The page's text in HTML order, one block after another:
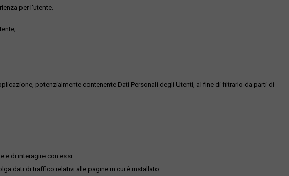
per l'utente.
potenzialmente contenente Dati Personali degli Utenti, al fine di filtrarlo da parti di
e di interagire con essi.
dati di traffico relativi alle pagine in cui è installato.